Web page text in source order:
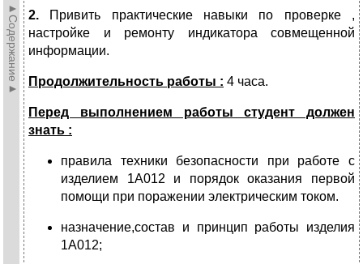
►Содержание► 2. Привить практические навыки по проверке ,
настройке и ремонту индикатора совмещенной
информации.
Продолжительность работы : 4 часа.
Перед выполнением работы студент должен
знать :
правила техники безопасности при работе с
изделием 1А012 и порядок оказания первой
помощи при поражении электрическим током.
назначение,состав и принцип работы изделия
1А012;